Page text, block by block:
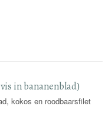
in bananenblad)
kokos en roodbaarsfilet